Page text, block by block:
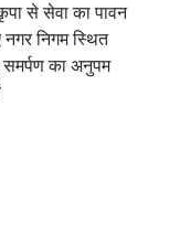
से सेवा का पावन
निगम स्थित
समर्पण का अनुपम